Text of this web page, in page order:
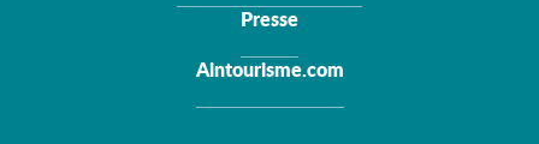
Presse
Aintourisme.com